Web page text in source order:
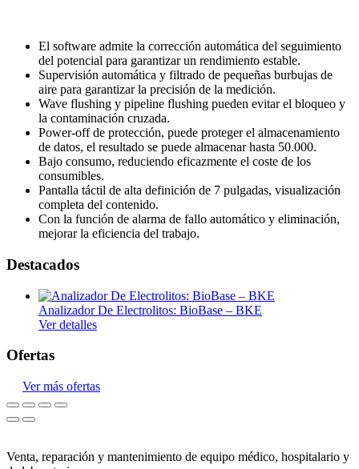
El software admite la corrección automática del seguimiento
del potencial para garantizar un rendimiento estable.
Supervisión automática y filtrado de pequeñas burbujas de
aire para garantizar la precisión de la medición.
Wave flushing y pipeline flushing pueden evitar el bloqueo y
la contaminación cruzada.
Power-off de protección, puede proteger el almacenamiento
de datos, el resultado se puede almacenar hasta 50.000.
Bajo consumo, reduciendo eficazmente el coste de los
consumibles.
Pantalla táctil de alta definición de 7 pulgadas, visualización
completa del contenido.
Con la función de alarma de fallo automático y eliminación,
mejorar la eficiencia del trabajo.
Destacados
Analizador De Electrolitos: BioBase – BKE
Ver detalles
Ofertas
Ver más ofertas
Venta, reparación y mantenimiento de equipo médico, hospitalario y